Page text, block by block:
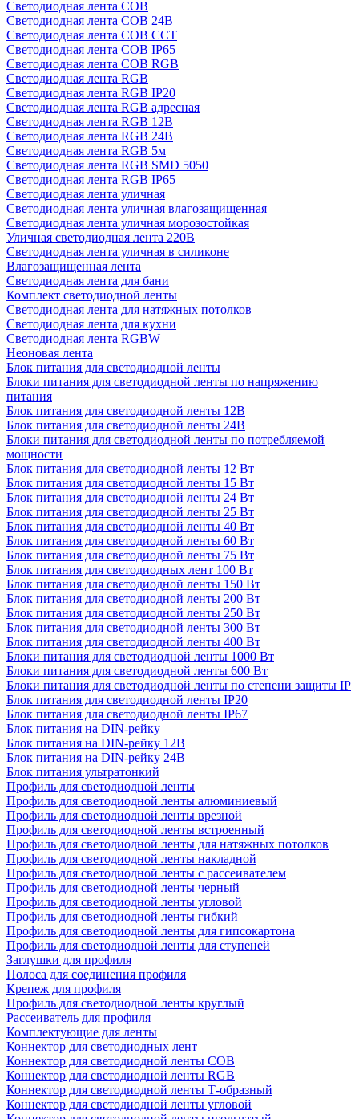
Светодиодная лента COB
Светодиодная лента COB 24В
Светодиодная лента COB CCT
Светодиодная лента COB IP65
Светодиодная лента COB RGB
Светодиодная лента RGB
Светодиодная лента RGB IP20
Светодиодная лента RGB адресная
Светодиодная лента RGB 12В
Светодиодная лента RGB 24В
Светодиодная лента RGB 5м
Светодиодная лента RGB SMD 5050
Светодиодная лента RGB IP65
Светодиодная лента уличная
Светодиодная лента уличная влагозащищенная
Светодиодная лента уличная морозостойкая
Уличная светодиодная лента 220В
Светодиодная лента уличная в силиконе
Влагозащищенная лента
Светодиодная лента для бани
Комплект светодиодной ленты
Светодиодная лента для натяжных потолков
Светодиодная лента для кухни
Светодиодная лента RGBW
Неоновая лента
Блок питания для светодиодной ленты
Блоки питания для светодиодной ленты по напряжению
питания
Блок питания для светодиодной ленты 12В
Блок питания для светодиодной ленты 24В
Блоки питания для светодиодной ленты по потребляемой
мощности
Блок питания для светодиодной ленты 12 Вт
Блок питания для светодиодной ленты 15 Вт
Блок питания для светодиодной ленты 24 Вт
Блок питания для светодиодной ленты 25 Вт
Блок питания для светодиодной ленты 40 Вт
Блок питания для светодиодной ленты 60 Вт
Блок питания для светодиодной ленты 75 Вт
Блок питания для светодиодных лент 100 Вт
Блок питания для светодиодной ленты 150 Вт
Блок питания для светодиодной ленты 200 Вт
Блок питания для светодиодной ленты 250 Вт
Блок питания для светодиодной ленты 300 Вт
Блок питания для светодиодной ленты 400 Вт
Блоки питания для светодиодной ленты 1000 Вт
Блоки питания для светодиодной ленты 600 Вт
Блоки питания для светодиодной ленты по степени защиты IP
Блок питания для светодиодной ленты IP20
Блок питания для светодиодной ленты IP67
Блок питания на DIN-рейку
Блок питания на DIN-рейку 12В
Блок питания на DIN-рейку 24В
Блок питания ультратонкий
Профиль для светодиодной ленты
Профиль для светодиодной ленты алюминиевый
Профиль для светодиодной ленты врезной
Профиль для светодиодной ленты встроенный
Профиль для светодиодной ленты для натяжных потолков
Профиль для светодиодной ленты накладной
Профиль для светодиодной ленты с рассеивателем
Профиль для светодиодной ленты черный
Профиль для светодиодной ленты угловой
Профиль для светодиодной ленты гибкий
Профиль для светодиодной ленты для гипсокартона
Профиль для светодиодной ленты для ступеней
Заглушки для профиля
Полоса для соединения профиля
Крепеж для профиля
Профиль для светодиодной ленты круглый
Рассеиватель для профиля
Комплектующие для ленты
Коннектор для светодиодных лент
Коннектор для светодиодной ленты COB
Коннектор для светодиодной ленты RGB
Коннектор для светодиодной ленты Т-образный
Коннектор для светодиодной ленты угловой